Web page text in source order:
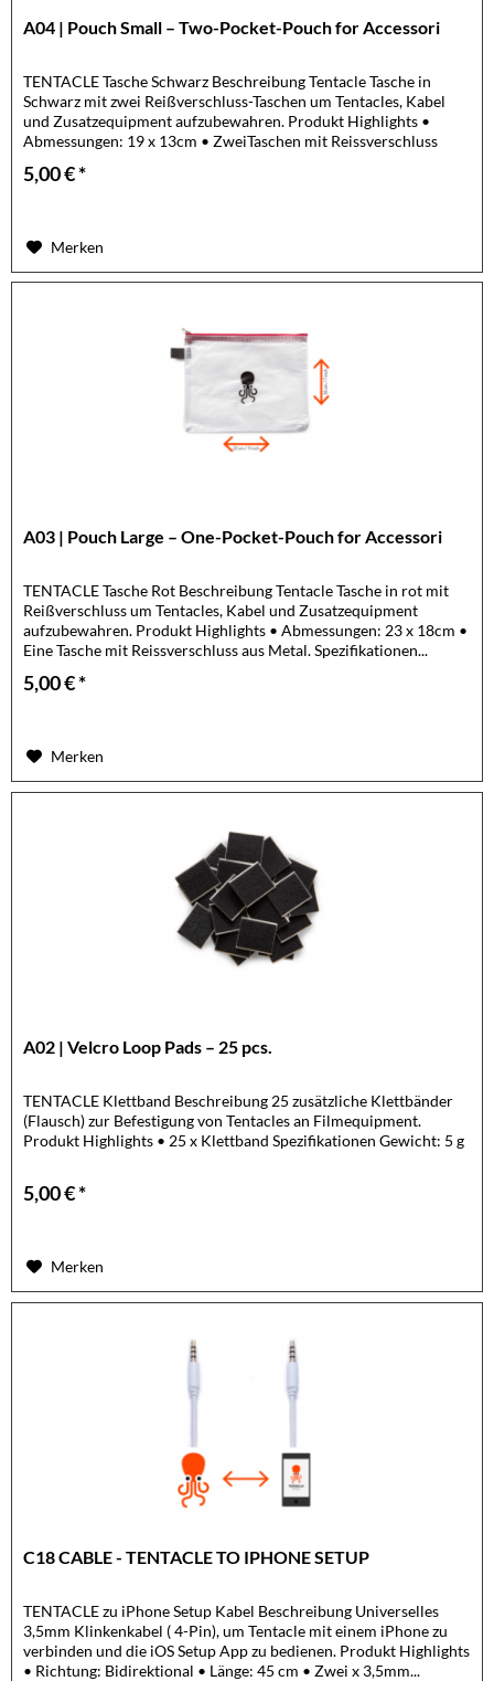
A04 | Pouch Small – Two-Pocket-Pouch for Accessori
TENTACLE Tasche Schwarz Beschreibung Tentacle Tasche in
Schwarz mit zwei Reißverschluss-Taschen um Tentacles, Kabel
und Zusatzequipment aufzubewahren. Produkt Highlights •
Abmessungen: 19 x 13cm • ZweiTaschen mit Reissverschluss
5,00 € *
Merken
A03 | Pouch Large – One-Pocket-Pouch for Accessori
TENTACLE Tasche Rot Beschreibung Tentacle Tasche in rot mit
Reißverschluss um Tentacles, Kabel und Zusatzequipment
aufzubewahren. Produkt Highlights • Abmessungen: 23 x 18cm •
Eine Tasche mit Reissverschluss aus Metal. Spezifikationen...
5,00 € *
Merken
A02 | Velcro Loop Pads – 25 pcs.
TENTACLE Klettband Beschreibung 25 zusätzliche Klettbänder
(Flausch) zur Befestigung von Tentacles an Filmequipment.
Produkt Highlights • 25 x Klettband Spezifikationen Gewicht: 5 g
5,00 € *
Merken
C18 CABLE - TENTACLE TO IPHONE SETUP
TENTACLE zu iPhone Setup Kabel Beschreibung Universelles
3,5mm Klinkenkabel ( 4-Pin), um Tentacle mit einem iPhone zu
verbinden und die iOS Setup App zu bedienen. Produkt Highlights
• Richtung: Bidirektional • Länge: 45 cm • Zwei x 3,5mm...